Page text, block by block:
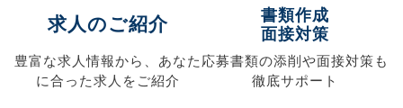
求人のご紹介
豊富な求人情報から、 あなた
に合った求人を ご紹介
書類作成
面接対策
応募書類の添削や面接対策も
徹底サポート